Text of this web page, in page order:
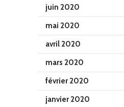
juin 2020
mai 2020
avril 2020
mars 2020
février 2020
janvier 2020